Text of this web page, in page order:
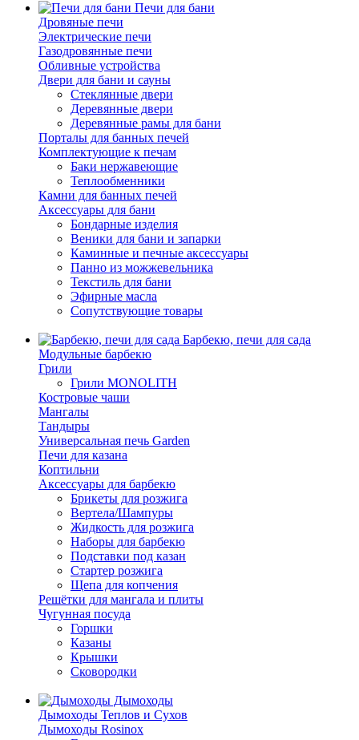
Печи для бани
Дровяные печи
Электрические печи
Газодровянные печи
Обливные устройства
Двери для бани и сауны
Стеклянные двери
Деревянные двери
Деревянные рамы для бани
Порталы для банных печей
Комплектующие к печам
Баки нержавеющие
Теплообменники
Камни для банных печей
Аксессуары для бани
Бондарные изделия
Веники для бани и запарки
Каминные и печные аксессуары
Панно из можжевельника
Текстиль для бани
Эфирные масла
Сопутствующие товары
Барбекю, печи для сада
Модульные барбекю
Грили
Грили MONOLITH
Костровые чаши
Мангалы
Тандыры
Универсальная печь Garden
Печи для казана
Коптильни
Аксессуары для барбекю
Брикеты для розжига
Вертела/Шампуры
Жидкость для розжига
Наборы для барбекю
Подставки под казан
Стартер розжига
Щепа для копчения
Решётки для мангала и плиты
Чугунная посуда
Горшки
Казаны
Крышки
Сковородки
Дымоходы
Дымоходы Теплов и Сухов
Дымоходы Rosinox